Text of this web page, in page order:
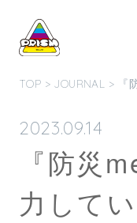
TOP > JOURNAL > 『
2023.09.14
『防災
力して